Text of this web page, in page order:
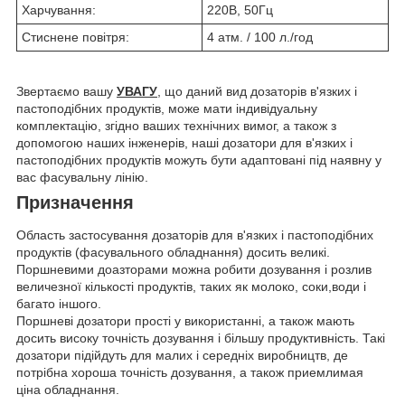
Харчування:
220В, 50Гц
Стиснене повітря:
4 атм. / 100 л./год
Звертаємо вашу УВАГУ, що даний вид дозаторів в'язких і
пастоподібних продуктів, може мати індивідуальну
комплектацію, згідно ваших технічних вимог, а також з
допомогою наших інженерів, наші дозатори для в'язких і
пастоподібних продуктів можуть бути адаптовані під наявну у
вас фасувальну лінію.
Призначення
Область застосування дозаторів для в'язких і пастоподібних
продуктів (фасувального обладнання) досить великі.
Поршневими доазторами можна робити дозування і розлив
величезної кількості продуктів, таких як молоко, соки,води і
багато іншого.
Поршневі дозатори прості у використанні, а також мають
досить високу точність дозування і більшу продуктивність. Такі
дозатори підійдуть для малих і середніх виробництв, де
потрібна хороша точність дозування, а також приемлимая
ціна обладнання.